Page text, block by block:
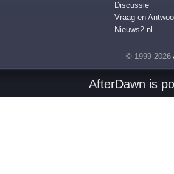
Discussie
Vraag en
Nieuws2.nl
© 1999-2026
AfterDawn is